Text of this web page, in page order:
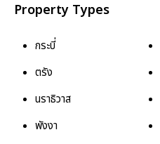
Property Types
กระบี่
ตรัง
นราธิวาส
พังงา